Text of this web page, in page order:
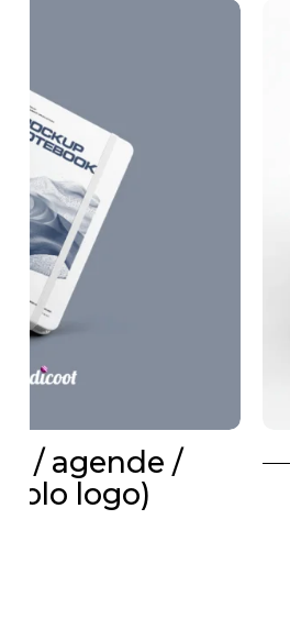
Timbro